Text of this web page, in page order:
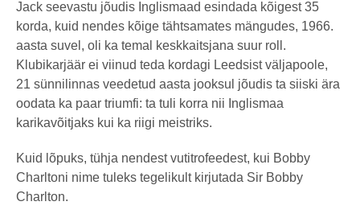
Jack seevastu jõudis Inglismaad esindada kõigest 35
korda, kuid nendes kõige tähtsamates mängudes, 1966.
aasta suvel, oli ka temal keskkaitsjana suur roll.
Klubikarjäär ei viinud teda kordagi Leedsist väljapoole,
21 sünnilinnas veedetud aasta jooksul jõudis ta siiski ära
oodata ka paar triumfi: ta tuli korra nii Inglismaa
karikavõitjaks kui ka riigi meistriks.
Kuid lõpuks, tühja nendest vutitrofeedest, kui Bobby
Charltoni nime tuleks tegelikult kirjutada Sir Bobby
Charlton.